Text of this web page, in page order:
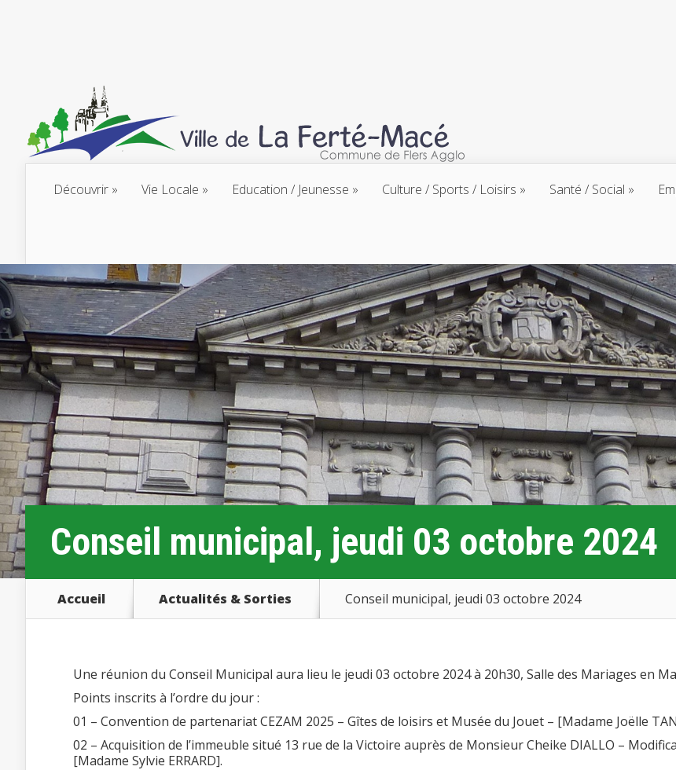
Découvrir Vie Locale Education / Jeunesse Culture / Sports / Loisirs Santé / Social
Conseil municipal, jeudi 03 octobre 2024
Accueil Actualités & Sorties Conseil municipal, jeudi 03 octobre 2024
Une réunion du Conseil Municipal aura lieu le jeudi 03 octobre 2024 à 20h30, Salle des Mariages en
Points inscrits à l’ordre du jour :
01 – Convention de partenariat CEZAM 2025 – Gîtes de loisirs et Musée du Jouet – [Madame Joëlle
02 – Acquisition de l’immeuble situé 13 rue de la Victoire auprès de Monsieur Cheike DIALLO –
[Madame Sylvie ERRARD].